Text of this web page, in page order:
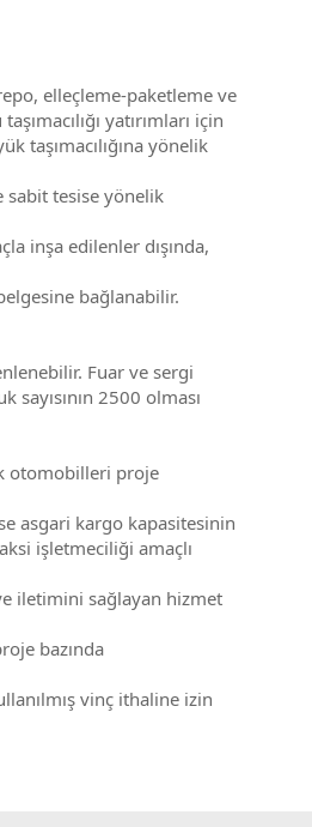
elleçleme-paketleme ve
yatırımları için
taşımacılığına yönelik
sabit tesise yönelik
inşa edilenler dışında,
bağlanabilir.
Fuar ve sergi
2500 olması
otomobilleri proje
asgari kargo kapasitesinin
işletmeciliği amaçlı
iletimini sağlayan hizmet
bazında
vinç ithaline izin